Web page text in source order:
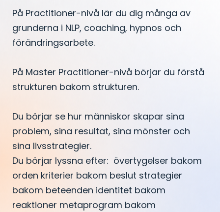
På Practitioner-nivå lär du dig många av
grunderna i NLP, coaching, hypnos och
förändringsarbete.
På Master Practitioner-nivå börjar du förstå
strukturen bakom strukturen.
Du börjar se hur människor skapar sina
problem, sina resultat, sina mönster och
sina livsstrategier.
Du börjar lyssna efter: övertygelser bakom
orden kriterier bakom beslut strategier
bakom beteenden identitet bakom
reaktioner metaprogram bakom